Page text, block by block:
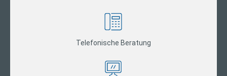
Telefonische Beratung